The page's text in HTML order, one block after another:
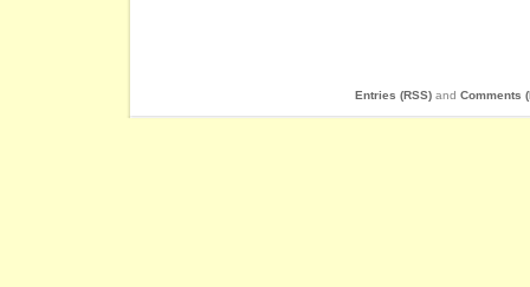
Entries (RSS) and Comments